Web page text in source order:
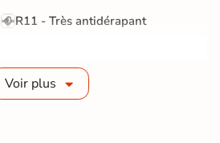
R11 - Très antidérapant
GR5 - Ultra-résistant
Voir plus